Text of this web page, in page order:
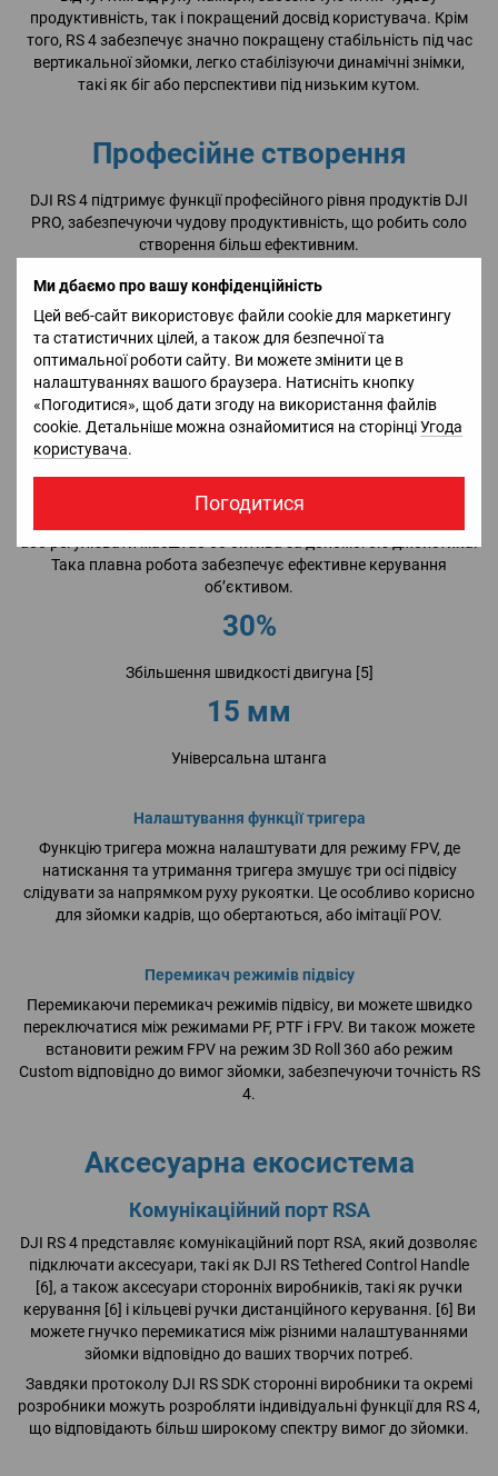
Ми дбаємо про вашу конфіденційність
Цей веб-сайт використовує файли cookie для маркетингу
та статистичних цілей, а також для безпечної та
оптимальної роботи сайту. Ви можете змінити це в
налаштуваннях вашого браузера. Натисніть кнопку
«Погодитися», щоб дати згоду на використання файлів
cookie. Детальніше можна ознайомитися на сторінціУгода
користувача.
Погодитися
продуктивність, так і покращений досвід користувача. Крім
того, RS 4 забезпечує значно покращену стабільність під час
вертикальної зйомки, легко стабілізуючи динамічні знімки,
такі як біг або перспективи під низьким кутом.
Професійне створення
DJI RS 4 підтримує функції професійного рівня продуктів DJI
PRO, забезпечуючи чудову продуктивність, що робить соло
створення більш ефективним.
Бездротове керування Bluetooth
DJI RS 4 може дистанційно керувати затвором камери та
масштабуванням об’єктива за допомогою технології Dual-
Mode Bluetooth. У режимі керування масштабуванням ви
можете використовувати джойстик, щоб керувати Power Zoom
для об’єктивів PZ і Clear Image Zoom [3], отримуючи власне
масштабування. Камеру потрібно сполучити лише один раз,
після чого вона може повторно підключитися автоматично.
У поєднанні з новим двигуном DJI Focus Pro [4] DJI RS 4
або регулювати масштаб об’єктива за допомогою джойстика.
Така плавна робота забезпечує ефективне керування
об’єктивом.
30%
Збільшення швидкості двигуна [5]
15 мм
Універсальна штанга
Налаштування функції тригера
Функцію тригера можна налаштувати для режиму FPV, де
натискання та утримання тригера змушує три осі підвісу
слідувати за напрямком руху рукоятки. Це особливо корисно
для зйомки кадрів, що обертаються, або імітації POV.
Перемикач режимів підвісу
Перемикаючи перемикач режимів підвісу, ви можете швидко
переключатися між режимами PF, PTF і FPV. Ви також можете
встановити режим FPV на режим 3D Roll 360 або режим
Custom відповідно до вимог зйомки, забезпечуючи точність RS
4.
Аксесуарна екосистема
Комунікаційний порт RSA
DJI RS 4 представляє комунікаційний порт RSA, який дозволяє
підключати аксесуари, такі як DJI RS Tethered Control Handle
[6], а також аксесуари сторонніх виробників, такі як ручки
керування [6] і кільцеві ручки дистанційного керування. [6] Ви
можете гнучко перемикатися між різними налаштуваннями
зйомки відповідно до ваших творчих потреб.
Завдяки протоколу DJI RS SDK сторонні виробники та окремі
розробники можуть розробляти індивідуальні функції для RS 4,
що відповідають більш широкому спектру вимог до зйомки.